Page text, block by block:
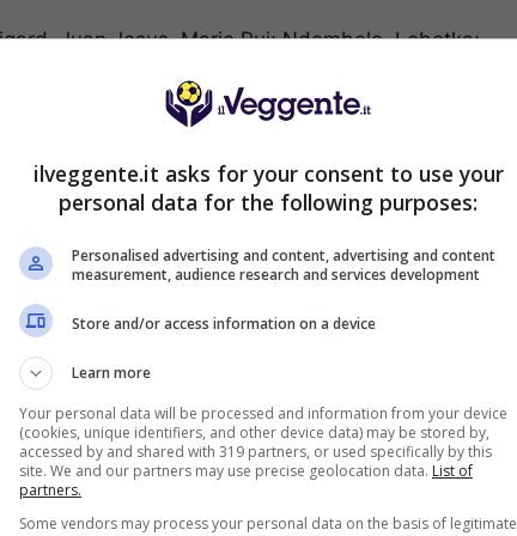
Juan Jesus, Mario Rui; Ndombele, Lobotka;
SPORTBET: 100€ SUBITO
deposito + fino a 50€ di
rimborso
sport + fino a 50€ di bonus
sul primo deposito
200€
Informazioni
GOLDBET: 2.050€
2050€ sport e casino
100% fino a 2.000€ in Bonus
del primo deposito fino a 50€
2050€
ilveggente.it asks for your consent to use your
personal data for the following purposes:
Personalised advertising and content, advertising and content
measurement, audience research and services development
Store and/or access information on a device
Learn more
Your personal data will be processed and information from your device
(cookies, unique identifiers, and other device data) may be stored by,
accessed by and shared with 319 partners, or used specifically by this
site. We and our partners may use precise geolocation data. List of
partners.
Some vendors may process your personal data on the basis of legitimate